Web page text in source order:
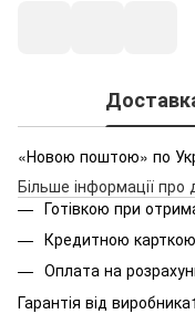
«Новою поштою» по
Більше інформації про
Готівкою при
Кредитною карткою
Оплата на
Гарантія від